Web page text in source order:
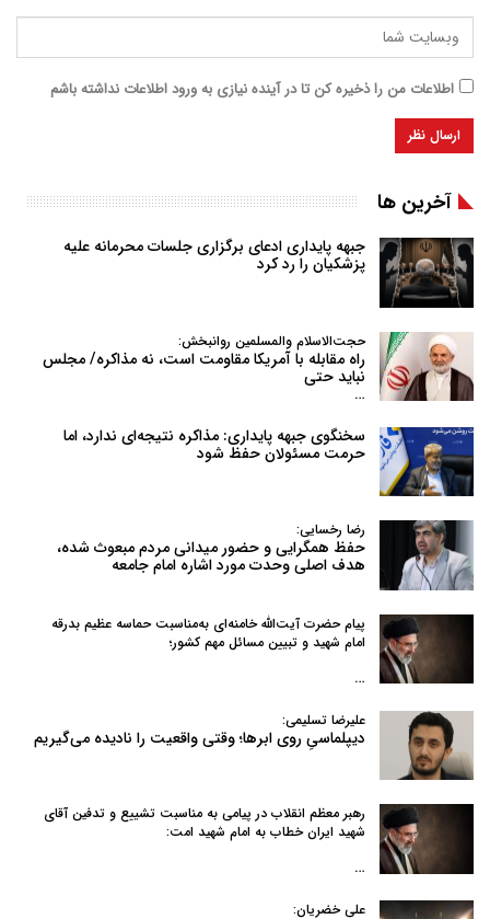
اطلاعات من را ذخیره کن تا در آینده نیازی به ورود اطلاعات نداشته باشم
آخرین ها
جبهه پایداری ادعای برگزاری جلسات محرمانه علیه
پزشکیان را رد کرد
حجت‌الاسلام والمسلمین روانبخش:
راه مقابله با آمریکا مقاومت است، نه مذاکره/ مجلس
نباید حتی
…
سخنگوی جبهه پایداری: مذاکره نتیجه‌ای ندارد، اما
حرمت مسئولان حفظ شود
رضا رخسایی:
حفظ همگرایی و حضور میدانی مردم مبعوث شده،
هدف اصلی وحدت مورد اشاره امام جامعه
پیام حضرت آیت‌الله خامنه‌ای به‌مناسبت حماسه عظیم بدرقه
امام شهید و تبیین مسائل مهم کشور؛
…
علیرضا تسلیمی:
دیپلماسیِ روی ابرها؛ وقتی واقعیت را نادیده می‌گیریم
رهبر معظم انقلاب در پیامی به‌ مناسبت تشییع و تدفین آقای
شهید ایران خطاب به امام شهید امت:
…
علی خضریان: